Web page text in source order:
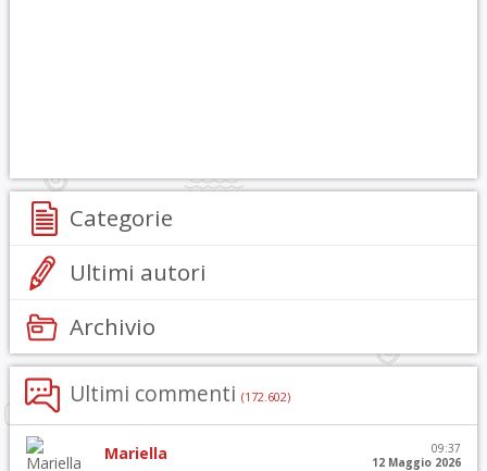
Categorie
Ultimi autori
Archivio
Ultimi commenti (172.602)
Mariella
09:37
12 Maggio 2026